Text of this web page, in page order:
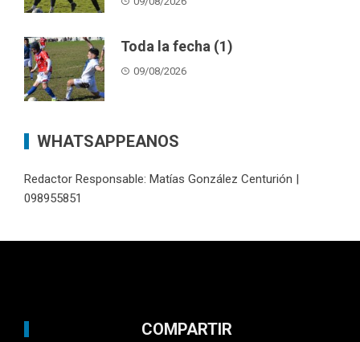
Toda la fecha (1)
09/08/2026
WHATSAPPEANOS
Redactor Responsable: Matías González Centurión |
098955851
COMPARTIR